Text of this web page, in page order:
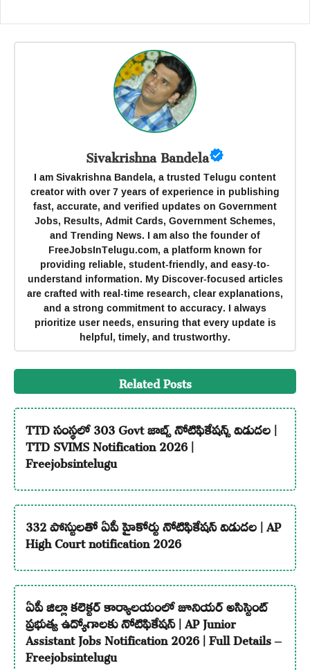
Sivakrishna Bandela
I am Sivakrishna Bandela, a trusted Telugu content
creator with over 7 years of experience in publishing
fast, accurate, and verified updates on Government
Jobs, Results, Admit Cards, Government Schemes,
and Trending News. I am also the founder of
FreeJobsInTelugu.com, a platform known for
providing reliable, student-friendly, and easy-to-
understand information. My Discover-focused articles
are crafted with real-time research, clear explanations,
and a strong commitment to accuracy. I always
prioritize user needs, ensuring that every update is
helpful, timely, and trustworthy.
Related Posts
TTD సంస్థలో 303 Govt జాబ్స్ నోటిఫికేషన్స్ విడుదల |
TTD SVIMS Notification 2026 |
Freejobsintelugu
332 పోస్టులతో ఏపీ హైకోర్టు నోటిఫికేషన్ విడుదల | AP
High Court notification 2026
ఏపీ జిల్లా కలెక్టర్ కార్యాలయంలో జూనియర్ అసిస్టెంట్
ప్రభుత్వ ఉద్యోగాలకు నోటిఫికేషన్ | AP Junior
Assistant Jobs Notification 2026 | Full Details –
Freejobsintelugu